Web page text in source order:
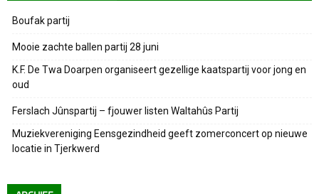
Boufak partij
Mooie zachte ballen partij 28 juni
K.F. De Twa Doarpen organiseert gezellige kaatspartij voor jong en
oud
Ferslach Jûnspartij – fjouwer listen Waltahûs Partij
Muziekvereniging Eensgezindheid geeft zomerconcert op nieuwe
locatie in Tjerkwerd